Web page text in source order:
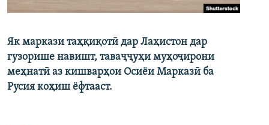
Як маркази таҳқиқотӣ дар Лаҳистон дар
гузорише навишт, таваҷҷуҳи муҳоҷирони
меҳнатӣ аз кишварҳои Осиёи Марказӣ ба
Русия коҳиш ёфтааст.